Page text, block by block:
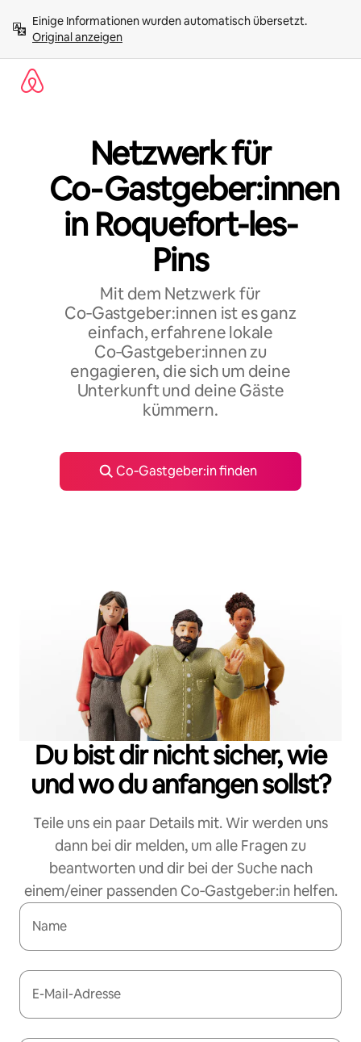
Inhalten
springenOriginal anzeigen
Netzwerk für
Co‑Gastgeber:innen
in Roquefort-les-
Pins
Mit dem Netzwerk für
Co‑Gastgeber:innen ist es ganz
einfach, erfahrene lokale
Co‑Gastgeber:innen zu
engagieren, die sich um deine
Unterkunft und deine Gäste
kümmern.
Co‑Gastgeber:in finden
Du bist dir nicht sicher, wie
und wo du anfangen sollst?
Teile uns ein paar Details mit. Wir werden uns
dann bei dir melden, um alle Fragen zu
beantworten und dir bei der Suche nach
einem/einer passenden Co‑Gastgeber:in helfen.
Name
E-Mail-Adresse